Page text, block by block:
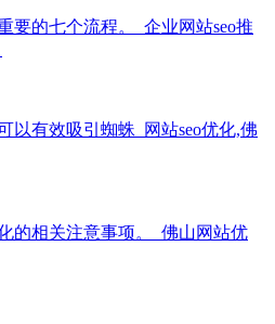
要的七个流程。_企业网站seo推
以有效吸引蜘蛛_网站seo优化,佛
的相关注意事项。_佛山网站优